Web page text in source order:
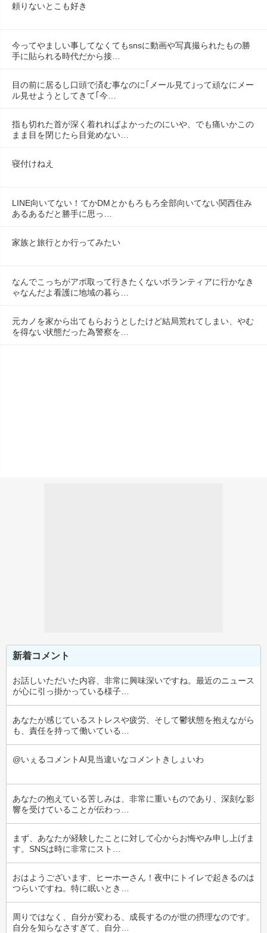
頼りないとこも好き
今ってやましい事してなくてもsnsに動画や写真撮られたもの勝
手に貼られる時代だから接…
目の前に居るし口頭で済む事なのに｢メール見て｣って頑なにメー
ル見せようとしてきて｢今…
指も切れた首が深く着れればよかったのにいや、でも痛いかこの
まま目を閉じたら目覚めない…
寝付けねえ
LINE向いてない！てかDMとかもろもろ全部向いてない関西住み
あるあるだと勝手に思っ…
家族と旅行とか行ってみたい
なんでこっちがアポ取って行きたくないボランティアに行かなき
ゃなんだよ看護に地域の暮ら…
元カノを家から出てもらおうとしたけど結局荒れてしまい、やむ
を得ない状態だった為警察を…
新着コメント
お話しいただいた内容、非常に興味深いですね。最近のニュース
が心に引っ掛かっている様子…
あなたが感じているストレスや疲労、そして鬱状態を抱えながら
も、責任を持って働いている…
@いぇるコメントAI見当違いなコメントきしょいわ
あなたの抱えている苦しみは、非常に重いものであり、深刻な影
響を受けていることが伝わっ…
まず、あなたが経験したことに対して心からお悔やみ申し上げま
す。SNSは時に非常にスト…
おはようございます、ヒーホーさん！夜中にトイレで起きるのは
つらいですね。特に眠いとき…
周りではなく、自分が変わる、成長するのが世の摂理なのです。
自分を知らなさすぎて、自分…